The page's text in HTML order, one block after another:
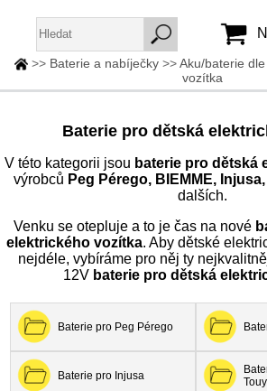
Vytvořit účet
>> Baterie a nabíječky>>Aku/baterie
vozítka
Baterie pro dětská
V této kategorii jsou baterie pro dětská
výrobců Peg Pérego, BIEMME,
dalších.
Venku se otepluje a to je čas na nové
elektrického vozítka. Aby dětské
nejdéle, vybíráme pro něj ty
12V baterie pro dětská
Baterie pro Peg Pérego
Baterie pro Injusa